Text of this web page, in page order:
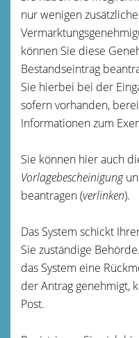
nur wenigen
können Sie diese
Bestandseintrag
Sie hierbei bei der
sofern vorhanden,
Informationen zum
Sie können hier auch
Vorlagebescheinigung
beantragen (verlinken).
Das System schickt
Sie zuständige
das System eine
der Antrag genehmigt,
Post.